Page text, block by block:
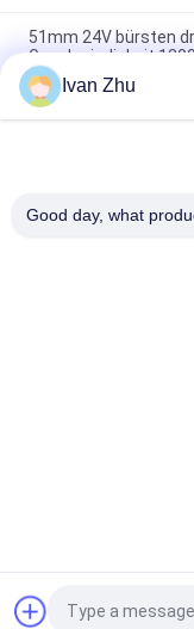
51mm 24V bürsten
Geschwindigkeit
1N.M
Motor für
370 46mm 6V 24V
Motor
Ivan Zhu
Good day, what